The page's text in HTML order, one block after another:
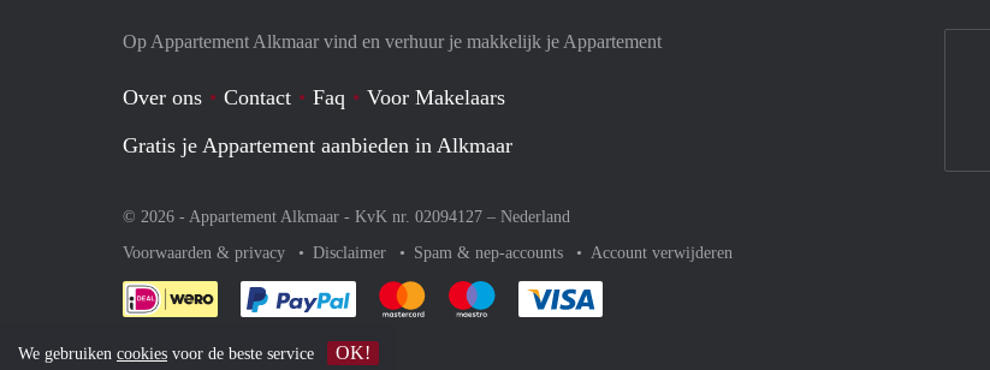
Op Appartement Alkmaar vind en verhuur je makkelijk je Appartement
Over ons Contact Faq
Voor Makelaars
Gratis je Appartement aanbieden in Alkmaar
© 2026 - Appartement Alkmaar - KvK nr. 02094127 – Nederland
Voorwaarden & privacy
Disclaimer Spam & nep-accounts Account verwijderen
Je rekent gemakkelijk af met Paypal
Je rekent gemakkelijk af met Mastercard
Je rekent gemakkelijk af met Meastro
We gebruiken cookies voor de beste service OK!